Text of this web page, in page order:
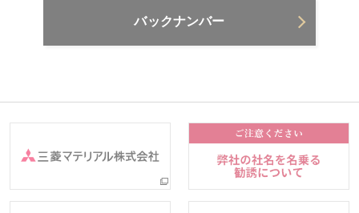
バックナンバー